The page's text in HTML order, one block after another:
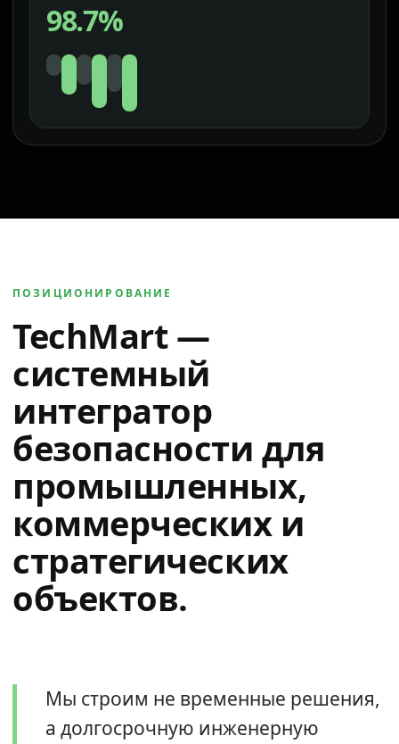
98.7%
ПОЗИЦИОНИРОВАНИЕ
TechMart —
системный
интегратор
безопасности для
промышленных,
коммерческих и
стратегических
объектов.
Мы строим не временные решения,
а долгосрочную инженерную